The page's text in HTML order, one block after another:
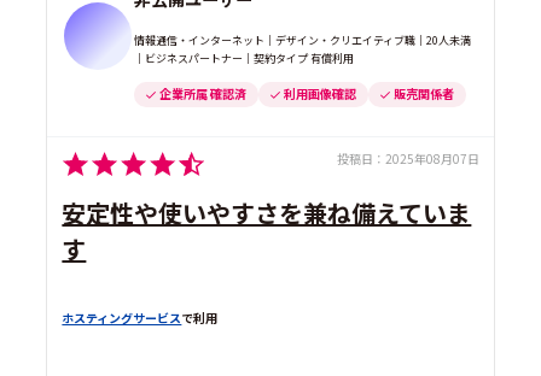
情報通信・インターネット｜デザイン・クリエイティブ職｜20人未満
｜ビジネスパートナー｜契約タイプ 有償利用
企業所属 確認済 利用画像確認 販売関係者
投稿日： 2025年08月07日
安定性や使いやすさを兼ね備えていま
す
ホスティングサービスで利用